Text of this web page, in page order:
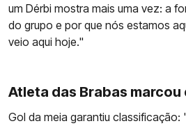
um Dérbi mostra mais uma vez: a
do grupo e por que nós estamos
veio aqui hoje."
Atleta das Brabas marcou
Gol da meia garantiu classificação: